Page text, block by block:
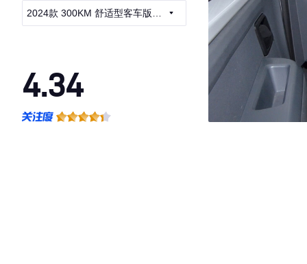
2024款 300KM 舒适型客车版
4.34